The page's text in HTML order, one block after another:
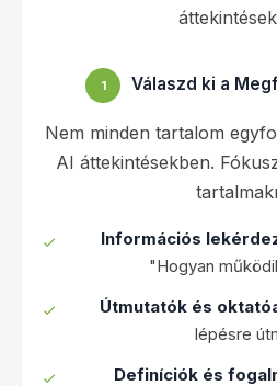
1 Válaszd ki a
Nem minden tartalom
AI áttekintésekben.
Információs
"Hogyan
Útmutatók és
lépésre
Definíciók és